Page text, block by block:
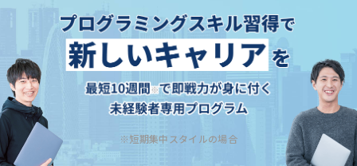
※短期集中スタイルの場合